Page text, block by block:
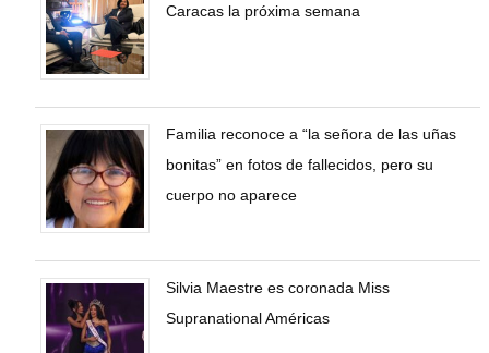
Caracas la próxima semana
Familia reconoce a “la señora de las uñas
bonitas” en fotos de fallecidos, pero su
cuerpo no aparece
Silvia Maestre es coronada Miss
Supranational Américas